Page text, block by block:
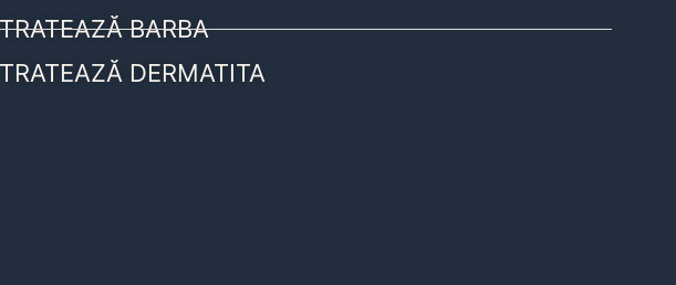
BARBA
TRATEAZĂ DERMATITA